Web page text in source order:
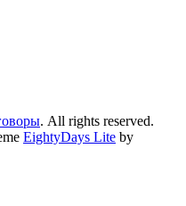
. All rights reserved.
EightyDays Lite by